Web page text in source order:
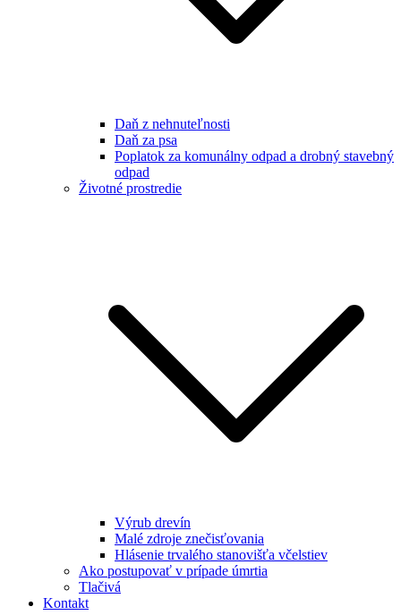
Daň z nehnuteľnosti
Daň za psa
Poplatok za komunálny odpad a drobný stavebný
odpad
Životné prostredie
Výrub drevín
Malé zdroje znečisťovania
Hlásenie trvalého stanovišťa včelstiev
Ako postupovať v prípade úmrtia
Tlačivá
Kontakt